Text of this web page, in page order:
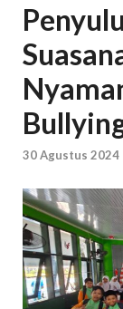
30 Agustus 2024